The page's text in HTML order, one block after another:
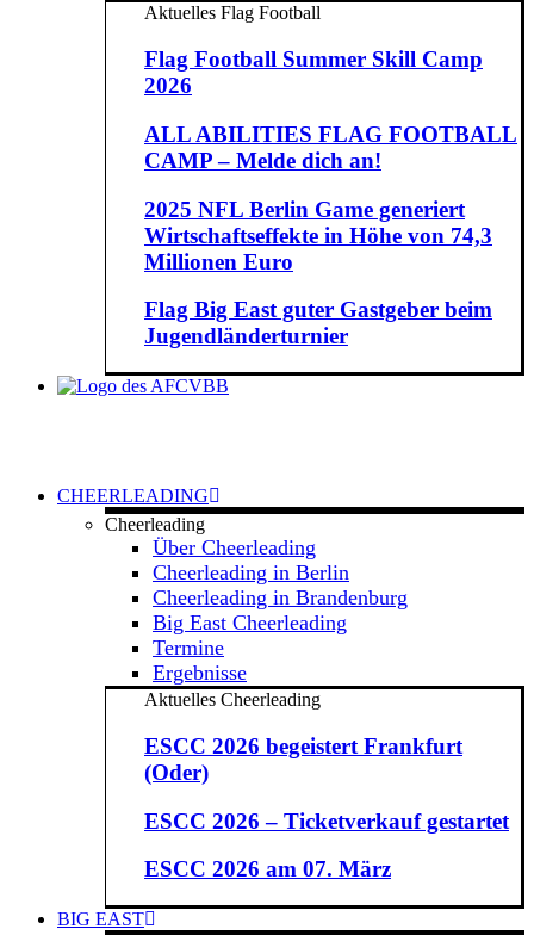
Aktuelles Flag Football
Flag Football Summer Skill Camp
2026
ALL ABILITIES FLAG FOOTBALL
CAMP – Melde dich an!
2025 NFL Berlin Game generiert
Wirtschaftseffekte in Höhe von 74,3
Millionen Euro
Flag Big East guter Gastgeber beim
Jugendländerturnier
CHEERLEADING
Cheerleading
Über Cheerleading
Cheerleading in Berlin
Cheerleading in Brandenburg
Big East Cheerleading
Termine
Ergebnisse
Aktuelles Cheerleading
ESCC 2026 begeistert Frankfurt
(Oder)
ESCC 2026 – Ticketverkauf gestartet
ESCC 2026 am 07. März
BIG EAST